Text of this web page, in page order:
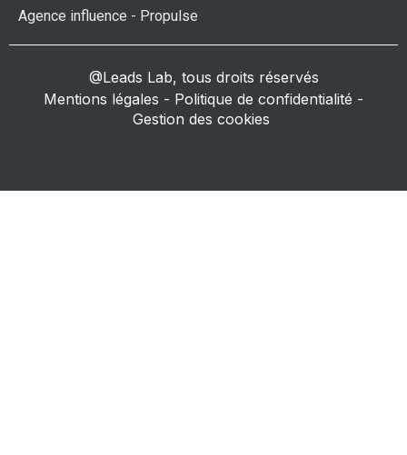
Agence influence - Propulse
@Leads Lab, tous droits réservés
Mentions légales - Politique de confidentialité -
Gestion des cookies